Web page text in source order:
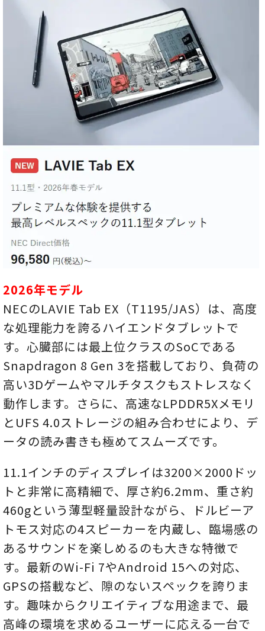
2026年モデル
NECのLAVIE Tab EX（T1195/JAS）は、高度
な処理能力を誇るハイエンドタブレットで
す。心臓部には最上位クラスのSoCである
Snapdragon 8 Gen 3を搭載しており、負荷の
高い3Dゲームやマルチタスクもストレスなく
動作します。さらに、高速なLPDDR5Xメモリ
とUFS 4.0ストレージの組み合わせにより、デ
ータの読み書きも極めてスムーズです。
11.1インチのディスプレイは3200×2000ドッ
トと非常に高精細で、厚さ約6.2mm、重さ約
460gという薄型軽量設計ながら、ドルビーア
トモス対応の4スピーカーを内蔵し、臨場感の
あるサウンドを楽しめるのも大きな特徴で
す。最新のWi-Fi 7やAndroid 15への対応、
GPSの搭載など、隙のないスペックを誇りま
す。趣味からクリエイティブな用途まで、最
高峰の環境を求めるユーザーに応える一台で